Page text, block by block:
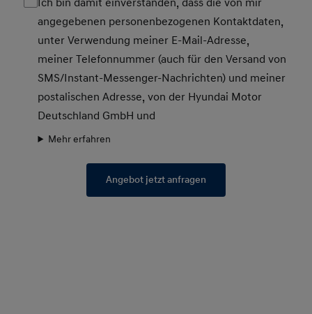
Ich bin damit einverstanden, dass die von mir
angegebenen personenbezogenen Kontaktdaten,
unter Verwendung meiner E-Mail-Adresse,
meiner Telefonnummer (auch für den Versand von
SMS/Instant-Messenger-Nachrichten) und meiner
postalischen Adresse, von der Hyundai Motor
Deutschland GmbH und
Mehr erfahren
Angebot jetzt anfragen